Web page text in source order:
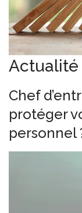
Actualité
Chef
protéger
personnel